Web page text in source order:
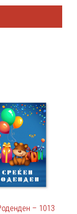
– 1013